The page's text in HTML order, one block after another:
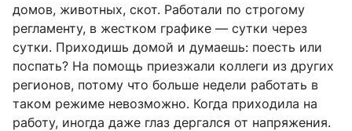
домов, животных, скот. Работали по строгому
регламенту, в жестком графике — сутки через
сутки. Приходишь домой и думаешь: поесть или
поспать? На помощь приезжали коллеги из других
регионов, потому что больше недели работать в
таком режиме невозможно. Когда приходила на
работу, иногда даже глаз дергался от напряжения.